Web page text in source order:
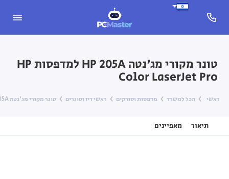
טונר מקורי מג'נטה HP 205A למדפסות HP
Color LaserJet Pro
ראשי הכל למשרד מדפסות וסורקים ראשי דיו וטונרים טונר מקורי מג'נטה HP 205A למדפסות HP Color LaserJet Pro
תיאור מאפיינים